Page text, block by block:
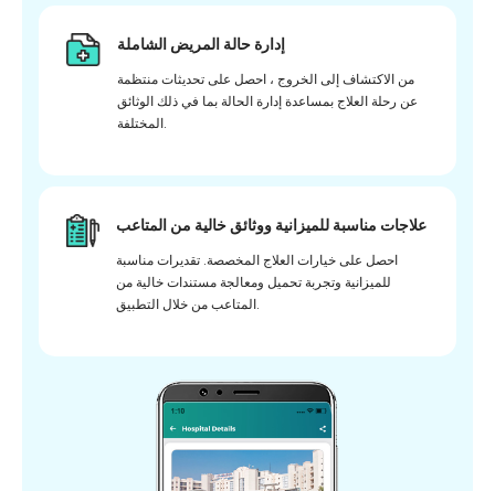
إدارة حالة المريض الشاملة
من الاكتشاف إلى الخروج ، احصل على تحديثات منتظمة
عن رحلة العلاج بمساعدة إدارة الحالة بما في ذلك الوثائق
المختلفة.
علاجات مناسبة للميزانية ووثائق خالية من المتاعب
احصل على خيارات العلاج المخصصة. تقديرات مناسبة
للميزانية وتجربة تحميل ومعالجة مستندات خالية من
المتاعب من خلال التطبيق.